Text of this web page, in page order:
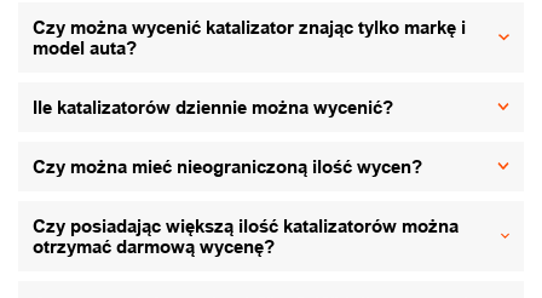
Czy można wycenić katalizator znając tylko markę i
model auta?
Ile katalizatorów dziennie można wycenić?
Czy można mieć nieograniczoną ilość wycen?
Czy posiadając większą ilość katalizatorów można
otrzymać darmową wycenę?